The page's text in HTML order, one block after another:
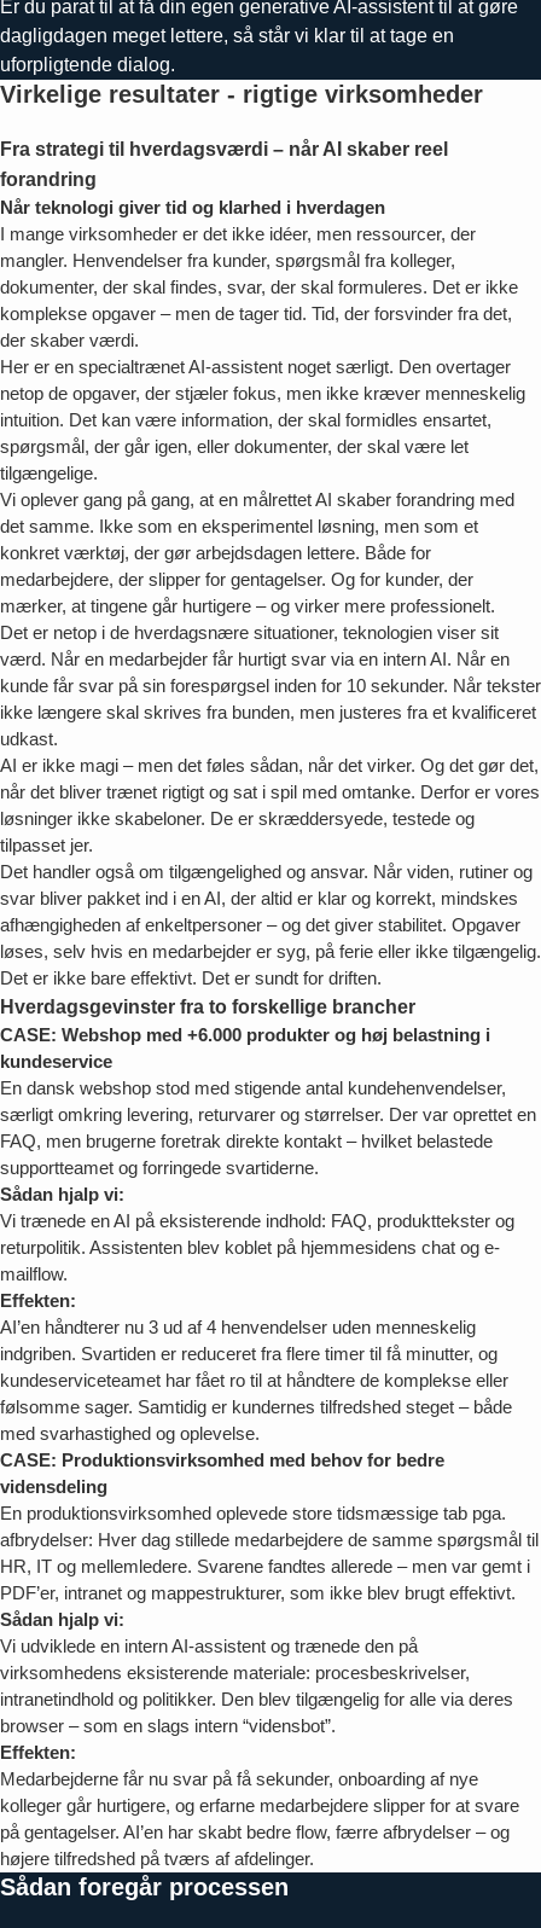
Er du parat til at få din egen generative AI-assistent til at gøre
dagligdagen meget lettere, så står vi klar til at tage en
uforpligtende dialog.
Virkelige resultater - rigtige virksomheder
Fra strategi til hverdagsværdi – når AI skaber reel
forandring
Når teknologi giver tid og klarhed i hverdagen
I mange virksomheder er det ikke idéer, men ressourcer, der
mangler. Henvendelser fra kunder, spørgsmål fra kolleger,
dokumenter, der skal findes, svar, der skal formuleres. Det er ikke
komplekse opgaver – men de tager tid. Tid, der forsvinder fra det,
der skaber værdi.
Her er en specialtrænet AI-assistent noget særligt. Den overtager
netop de opgaver, der stjæler fokus, men ikke kræver menneskelig
intuition. Det kan være information, der skal formidles ensartet,
spørgsmål, der går igen, eller dokumenter, der skal være let
tilgængelige.
Vi oplever gang på gang, at en målrettet AI skaber forandring med
det samme. Ikke som en eksperimentel løsning, men som et
konkret værktøj, der gør arbejdsdagen lettere. Både for
medarbejdere, der slipper for gentagelser. Og for kunder, der
mærker, at tingene går hurtigere – og virker mere professionelt.
Det er netop i de hverdagsnære situationer, teknologien viser sit
værd. Når en medarbejder får hurtigt svar via en intern AI. Når en
kunde får svar på sin forespørgsel inden for 10 sekunder. Når tekster
ikke længere skal skrives fra bunden, men justeres fra et kvalificeret
udkast.
AI er ikke magi – men det føles sådan, når det virker. Og det gør det,
når det bliver trænet rigtigt og sat i spil med omtanke. Derfor er vores
løsninger ikke skabeloner. De er skræddersyede, testede og
tilpasset jer.
Det handler også om tilgængelighed og ansvar. Når viden, rutiner og
svar bliver pakket ind i en AI, der altid er klar og korrekt, mindskes
afhængigheden af enkeltpersoner – og det giver stabilitet. Opgaver
løses, selv hvis en medarbejder er syg, på ferie eller ikke tilgængelig.
Det er ikke bare effektivt. Det er sundt for driften.
Hverdagsgevinster fra to forskellige brancher
CASE: Webshop med +6.000 produkter og høj belastning i
kundeservice
En dansk webshop stod med stigende antal kundehenvendelser,
særligt omkring levering, returvarer og størrelser. Der var oprettet en
FAQ, men brugerne foretrak direkte kontakt – hvilket belastede
supportteamet og forringede svartiderne.
Sådan hjalp vi:
Vi trænede en AI på eksisterende indhold: FAQ, produkttekster og
returpolitik. Assistenten blev koblet på hjemmesidens chat og e-
mailflow.
Effekten:
AI’en håndterer nu 3 ud af 4 henvendelser uden menneskelig
indgriben. Svartiden er reduceret fra flere timer til få minutter, og
kundeserviceteamet har fået ro til at håndtere de komplekse eller
følsomme sager. Samtidig er kundernes tilfredshed steget – både
med svarhastighed og oplevelse.
CASE: Produktionsvirksomhed med behov for bedre
vidensdeling
En produktionsvirksomhed oplevede store tidsmæssige tab pga.
afbrydelser: Hver dag stillede medarbejdere de samme spørgsmål til
HR, IT og mellemledere. Svarene fandtes allerede – men var gemt i
PDF’er, intranet og mappestrukturer, som ikke blev brugt effektivt.
Sådan hjalp vi:
Vi udviklede en intern AI-assistent og trænede den på
virksomhedens eksisterende materiale: procesbeskrivelser,
intranetindhold og politikker. Den blev tilgængelig for alle via deres
browser – som en slags intern “vidensbot”.
Effekten:
Medarbejderne får nu svar på få sekunder, onboarding af nye
kolleger går hurtigere, og erfarne medarbejdere slipper for at svare
på gentagelser. AI’en har skabt bedre flow, færre afbrydelser – og
højere tilfredshed på tværs af afdelinger.
Sådan foregår processen